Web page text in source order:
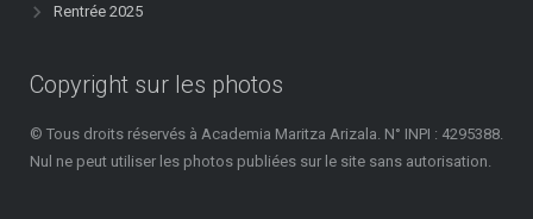
Rentrée 2025
Copyright sur les photos
© Tous droits réservés à Academia Maritza Arizala. N° INPI : 4295388.
Nul ne peut utiliser les photos publiées sur le site sans autorisation.